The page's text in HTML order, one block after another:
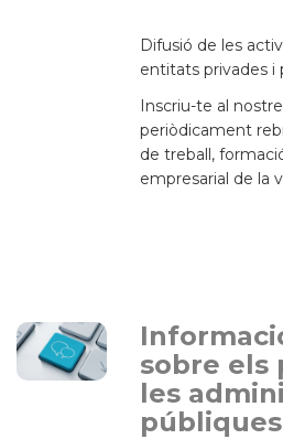
Difusió de les
entitats privades i
Inscriu-te al
periòdicament
de treball,
empresarial de la
sobre els
les
públiques